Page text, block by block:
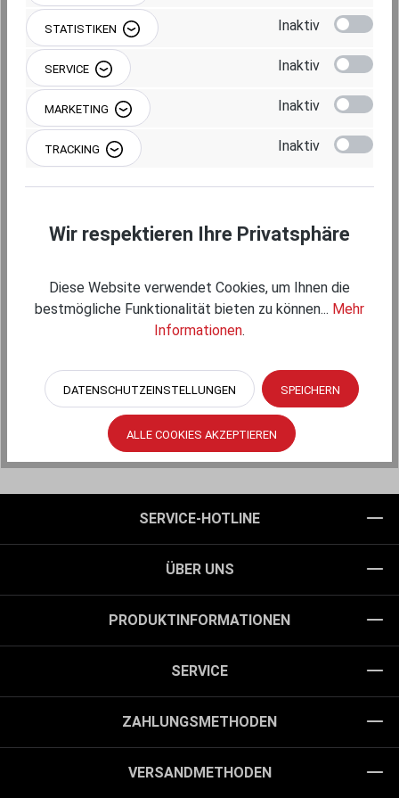
Produkt Anzahl: Gib den gewünschten
Produktnummer:
Beschreibung
SERVICE-HOTLINE
ÜBER UNS
PRODUKTINFORMATIONEN
SERVICE
ZAHLUNGSMETHODEN
VERSANDMETHODEN
STATISTIKEN Inaktiv
SERVICE Inaktiv
MARKETING Inaktiv
TRACKING Inaktiv
Wir respektieren Ihre Privatsphäre
Diese Website verwendet Cookies, um Ihnen die
bestmögliche Funktionalität bieten zu können... Mehr
Informationen.
DATENSCHUTZEINSTELLUNGEN SPEICHERN
ALLE COOKIES AKZEPTIEREN